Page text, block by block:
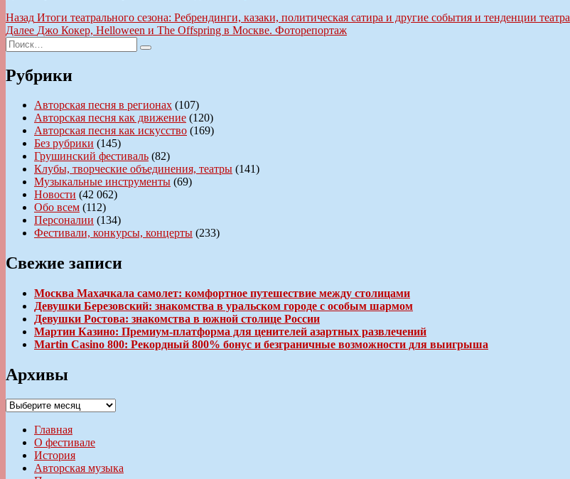
Навигация
по
записям
Назад Предыдущая
запись:
Итоги театрального сезона: Ребрендинги, казаки, политическая сатира и другие события и тенденции театра
Далее Следующая
Джо Кокер, Helloween и The Offspring в Москве. Фоторепортаж
Искать:
Поиск
Рубрики
Авторская песня в регионах (107)
Авторская песня как движение (120)
Авторская песня как искусство (169)
Без рубрики (145)
Грушинский фестиваль (82)
Клубы, творческие объединения, театры (141)
Музыкальные инструменты (69)
Новости (42 062)
Обо всем (112)
Персоналии (134)
Фестивали, конкурсы, концерты (233)
Свежие записи
Москва Махачкала самолет: комфортное путешествие между столицами
Девушки Березовский: знакомства в уральском городе с особым шармом
Девушки Ростова: знакомства в южной столице России
Мартин Казино: Премиум-платформа для ценителей азартных развлечений
Martin Casino 800: Рекордный 800% бонус и безграничные возможности для выигрыша
Архивы
Архивы
Главная
О фестивале
История
Авторская музыка